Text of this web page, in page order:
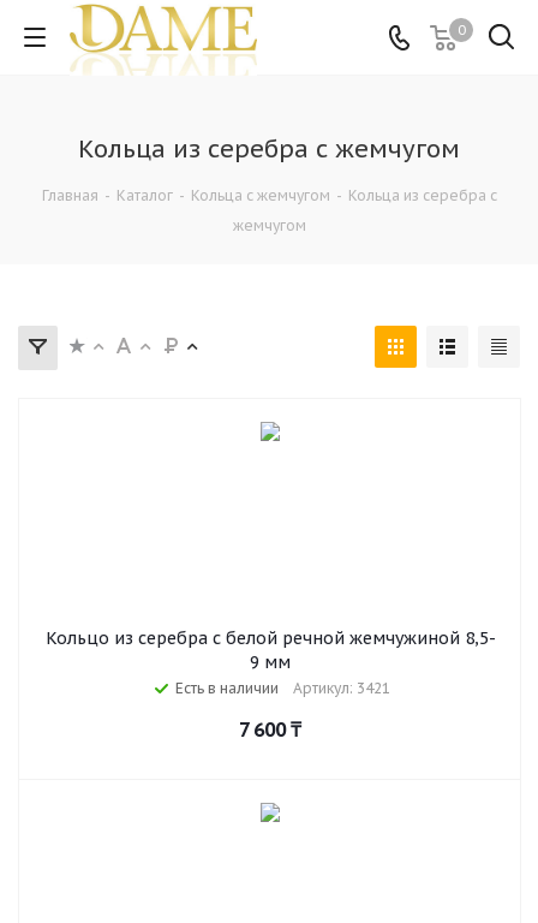
0
Кольца из серебра c жемчугом
Главная - Каталог - Кольца c жемчугом - Кольца из серебра c
жемчугом
Кольцо из серебра с белой речной жемчужиной 8,5-
9 мм
Есть в наличии Артикул: 3421
7 600₸